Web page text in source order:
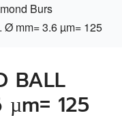
Burs
mm= 3.6 µm= 125
BALL
125